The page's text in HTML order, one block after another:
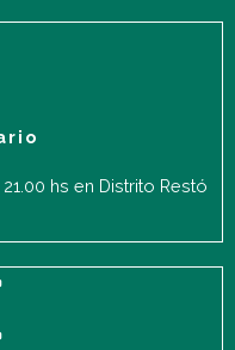
hs en Distrito Restó